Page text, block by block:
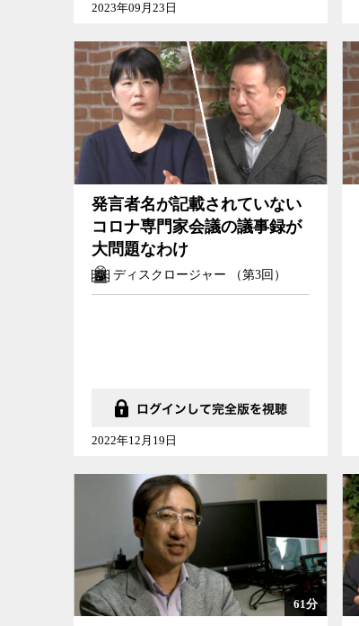
2023年09月23日
発言者名が記載されていない
コロナ専門家会議の議事録が
大問題なわけ
ディスクロージャー （第3回）
2022年12月19日
61分